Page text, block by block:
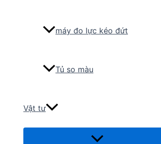
máy đo lực kéo đứt
Tủ so màu
Vật tư
Menu